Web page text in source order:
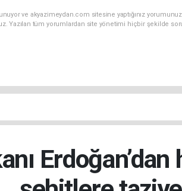
ve akyazimeydan.com sitesine yaptığınız
Yazılan tüm yorumlardan site yönetimi hiçbir şekilde